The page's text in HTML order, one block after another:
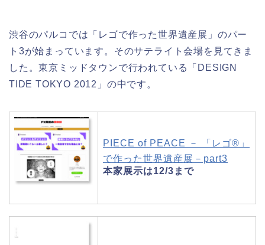
渋谷のパルコでは「レゴで作った世界遺産展」のパー
ト3が始まっています。そのサテライト会場を見てきま
した。東京ミッドタウンで行われている「DESIGN
TIDE TOKYO 2012」の中です。
PIECE of PEACE － 「レゴ®」
で作った世界遺産展－part3
本家展示は12/3まで